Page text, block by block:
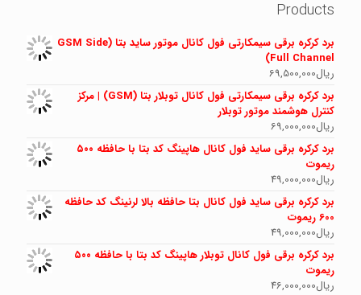
Products
برد کرکره برقی سیمکارتی فول کانال موتور ساید بتا (GSM Side
Full Channel)
ریال69,500,000
برد کرکره برقی سیمکارتی فول کانال توبلار بتا (GSM) | مرکز
کنترل هوشمند موتور توبلار
ریال69,000,000
برد کرکره برقی ساید فول کانال هاپینگ کد بتا با حافظه ۵۰۰
ریموت
ریال49,000,000
برد کرکره برقی ساید فول کانال بتا حافظه بالا لرنینگ کد حافظه
600 ریموت
ریال49,000,000
برد کرکره برقی فول کانال توبلار هاپینگ کد بتا با حافظه ۵۰۰
ریموت
ریال46,000,000